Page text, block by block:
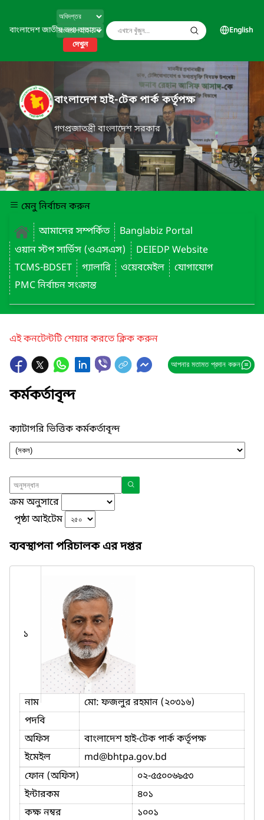
বাংলাদেশ জাতীয় তথ্য বাতায়ন
দেখুন
English
বাংলাদেশ হাই-টেক পার্ক কর্তৃপক্ষ
গণপ্রজাতন্ত্রী বাংলাদেশ সরকার
মেনু নির্বাচন করুন
আমাদের সম্পর্কিত
Banglabiz Portal
ওয়ান স্টপ সার্ভিস (ওএসএস)
DEIEDP Website
TCMS-BDSET
গ্যালারি ওয়েবমেইল
যোগাযোগ
PMC নির্বাচন সংক্রান্ত
এই কনটেন্টটি শেয়ার করতে ক্লিক করুন
আপনার মতামত প্রদান করুন
কর্মকর্তাবৃন্দ
ক্যাটাগরি ভিত্তিক কর্মকর্তাবৃন্দ
ক্রম অনুসারে
পৃষ্ঠা আইটেম
ব্যবস্থাপনা পরিচালক এর দপ্তর
১
নাম
মো: ফজলুর রহমান (২০৩১৬)
পদবি
অফিস
বাংলাদেশ হাই-টেক পার্ক কর্তৃপক্ষ
ইমেইল
md@bhtpa.gov.bd
ফোন (অফিস)
০২-৫৫০০৬৯৫৩
ইন্টারকম
৪০১
কক্ষ নম্বর
১০০১